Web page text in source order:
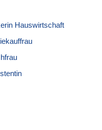
Hauswirtschaft